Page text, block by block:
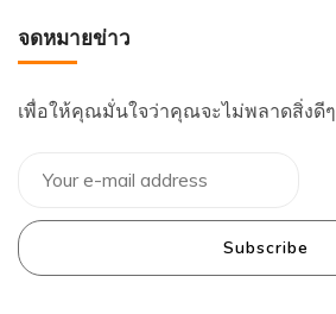
จดหมายข่าว
เพื่อให้คุณมั่นใจว่าคุณจะไม่พลาดสิ่งดีๆ
Subscribe